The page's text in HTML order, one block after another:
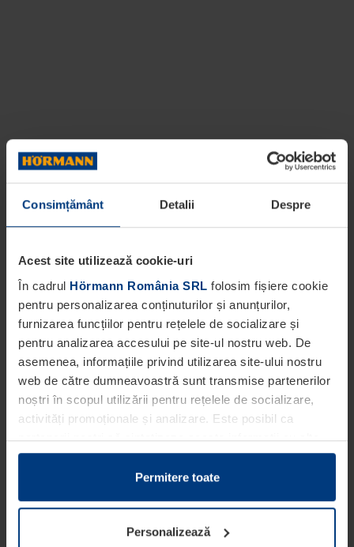
Consimțământ Detalii Despre
Acest site utilizează cookie-uri
În cadrul Hörmann România SRL folosim fișiere cookie
pentru personalizarea conținuturilor și anunțurilor,
furnizarea funcțiilor pentru rețelele de socializare și
pentru analizarea accesului pe site-ul nostru web. De
asemenea, informațiile privind utilizarea site-ului nostru
web de către dumneavoastră sunt transmise partenerilor
noștri în scopul utilizării pentru rețelele de socializare,
activități promoționale și analizare. Este posibil ca
partenerii noștri să sintetizeze aceste informații cu alte
date pe care dumneavoastră le-ați pus la dispoziția
acestora ori care au fost colectate în cadrul utilizării
Din punct de vedere legal, putem stoca fișiere cookie pe
dispozitivul dumneavoastră în cazul în care acestea sunt
Permitere toate
Personalizează